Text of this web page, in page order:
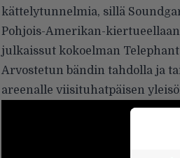
kättelytunnelmia, sillä
Pohjois-Amerikan-
julkaissut kokoelman
Arvostetun bändin tahdolla ja
areenalle viisituhatpäisen